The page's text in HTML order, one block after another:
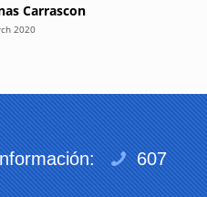
Carrascon
2020
607